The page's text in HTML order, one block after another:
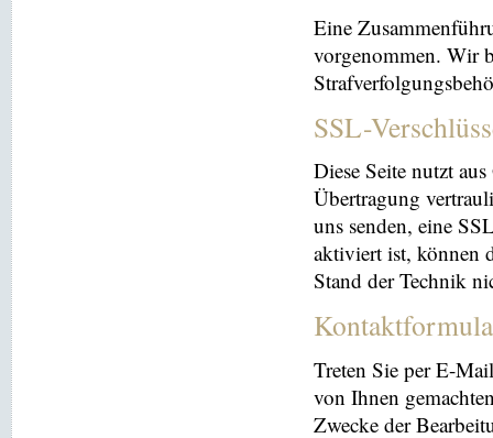
Eine
vorgenommen. Wir
SSL-
Diese Seite nutzt
Übertragung
uns senden, eine
aktiviert ist, können
Stand der Technik
Treten Sie per E-
von Ihnen
Zwecke der